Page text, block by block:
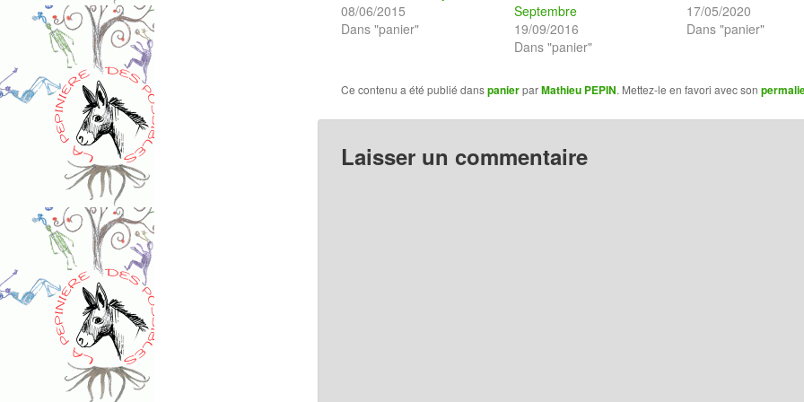
08/06/2015
Dans "panier"
Septembre
19/09/2016
Dans "panier"
17/05/2020
Dans "panier"
Ce contenu a été publié danspanierparMathieu PEPIN. Mettez-le en favori avec son
Laisser un commentaire